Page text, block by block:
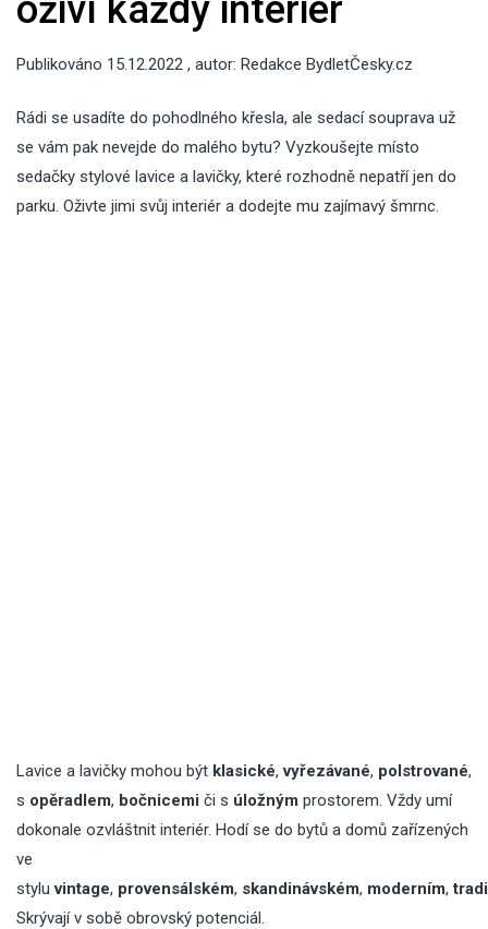
oživí každý interiér
Publikováno 15.12.2022 , autor: Redakce BydletČesky.cz
Rádi se usadíte do pohodlného křesla, ale sedací souprava už
se vám pak nevejde do malého bytu? Vyzkoušejte místo
sedačky stylové lavice a lavičky, které rozhodně nepatří jen do
parku. Oživte jimi svůj interiér a dodejte mu zajímavý šmrnc.
Lavice a lavičky mohou být klasické,vyřezávané, polstrované,
s opěradlem, bočnicemi či s úložným prostorem. Vždy umí
dokonale ozvláštnit interiér. Hodí se do bytů a domů zařízených
ve
styluvintage, provensálském, skandinávském, moderním,
Skrývají v sobě obrovský potenciál.